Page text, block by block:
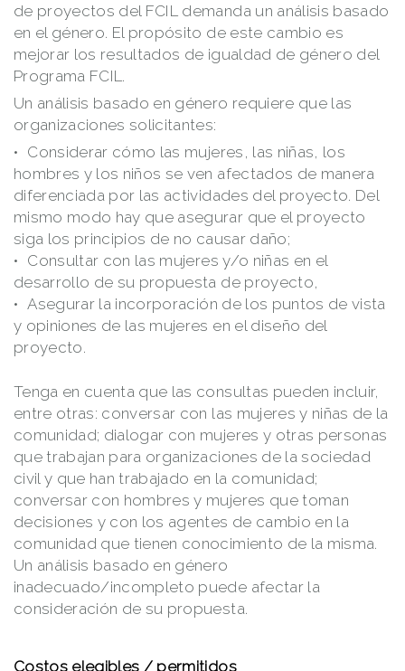
de proyectos del FCIL demanda un análisis basado
en el género. El propósito de este cambio es
mejorar los resultados de igualdad de género del
Programa FCIL.
Un análisis basado en género requiere que las
organizaciones solicitantes:
Considerar cómo las mujeres, las niñas, los
hombres y los niños se ven afectados de manera
diferenciada por las actividades del proyecto. Del
mismo modo hay que asegurar que el proyecto
siga los principios de no causar daño;
Consultar con las mujeres y/o niñas en el
desarrollo de su propuesta de proyecto,
Asegurar la incorporación de los puntos de vista
y opiniones de las mujeres en el diseño del
proyecto.
Tenga en cuenta que las consultas pueden incluir,
entre otras: conversar con las mujeres y niñas de la
comunidad; dialogar con mujeres y otras personas
que trabajan para organizaciones de la sociedad
civil y que han trabajado en la comunidad;
conversar con hombres y mujeres que toman
decisiones y con los agentes de cambio en la
comunidad que tienen conocimiento de la misma.
Un análisis basado en género
inadecuado/incompleto puede afectar la
consideración de su propuesta.
Costos elegibles / permitidos